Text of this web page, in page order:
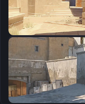
CSGO-DH2eQ-